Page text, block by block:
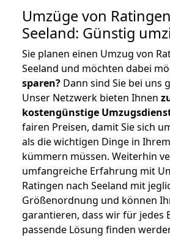
Umzüge von
Seeland: Günstig
Sie planen einen Umzug von
Seeland und möchten dabei
sparen? Dann sind Sie bei uns
Unser Netzwerk bieten Ihnen
kostengünstige
fairen Preisen, damit Sie sich
als die wichtigen Dinge in
kümmern müssen. Weiterhin
umfangreiche Erfahrung mit
Ratingen nach Seeland mit
Größenordnung und können
garantieren, dass wir für jedes
passende Lösung finden